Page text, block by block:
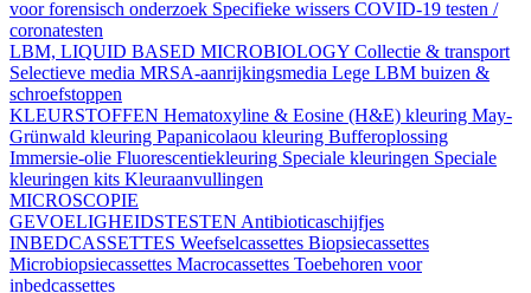
voor forensisch onderzoek Specifieke wissers COVID-19 testen /
coronatesten
LBM, LIQUID BASED MICROBIOLOGY Collectie & transport
Selectieve media MRSA-aanrijkingsmedia Lege LBM buizen &
schroefstoppen
KLEURSTOFFEN Hematoxyline & Eosine (H&E) kleuring May-
Grünwald kleuring Papanicolaou kleuring Bufferoplossing
Immersie-olie Fluorescentiekleuring Speciale kleuringen Speciale
kleuringen kits Kleuraanvullingen
MICROSCOPIE
GEVOELIGHEIDSTESTEN Antibioticaschijfjes
INBEDCASSETTES Weefselcassettes Biopsiecassettes
Microbiopsiecassettes Macrocassettes Toebehoren voor
inbedcassettes